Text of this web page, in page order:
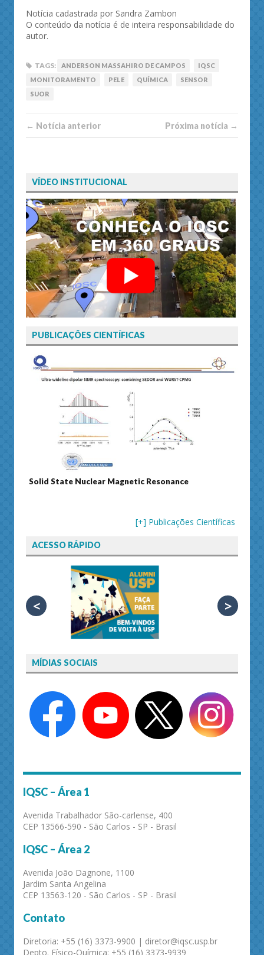
Notícia cadastrada por Sandra Zambon
O conteúdo da notícia é de inteira responsabilidade do
autor.
TAGS: ANDERSON MASSAHIRO DE CAMPOS
IQSC
MONITORAMENTO
PELE QUÍMICA
SENSOR
SUOR
← Notí­cia anterior Próxima notí­­cia →
VÍDEO INSTITUCIONAL
PUBLICAÇÕES CIENTÍFICAS
Journal of Separation Science
[+] Publicações Científicas
ACESSO RÁPIDO
< >
MÍDIAS SOCIAIS
IQSC – Área 1
Avenida Trabalhador São-carlense, 400
CEP 13566-590 - São Carlos - SP - Brasil
IQSC – Área 2
Avenida João Dagnone, 1100
Jardim Santa Angelina
CEP 13563-120 - São Carlos - SP - Brasil
Contato
Diretoria: +55 (16) 3373-9900 | diretor@iqsc.usp.br
Depto. Físico-Química: +55 (16) 3373-9939